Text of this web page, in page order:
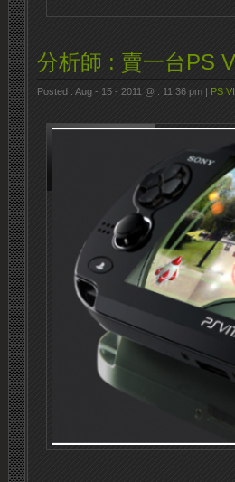
分析師 : 賣一台PS
Posted : Aug - 15 - 2011 @ : 11:36 pm | PS